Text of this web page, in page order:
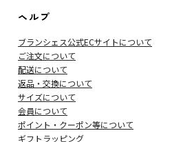
ヘルプ
ブランシェス公式ECサイトについて
ご注文について
配送について
返品・交換について
サイズについて
会員について
ポイント・クーポン等について
ギフトラッピング